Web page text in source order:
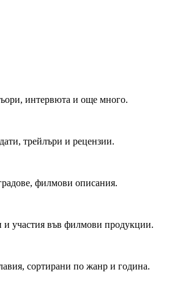
интервюта и още много.
трейлъри и рецензии.
филмови описания.
и участия във филмови продукции.
сортирани по жанр и година.